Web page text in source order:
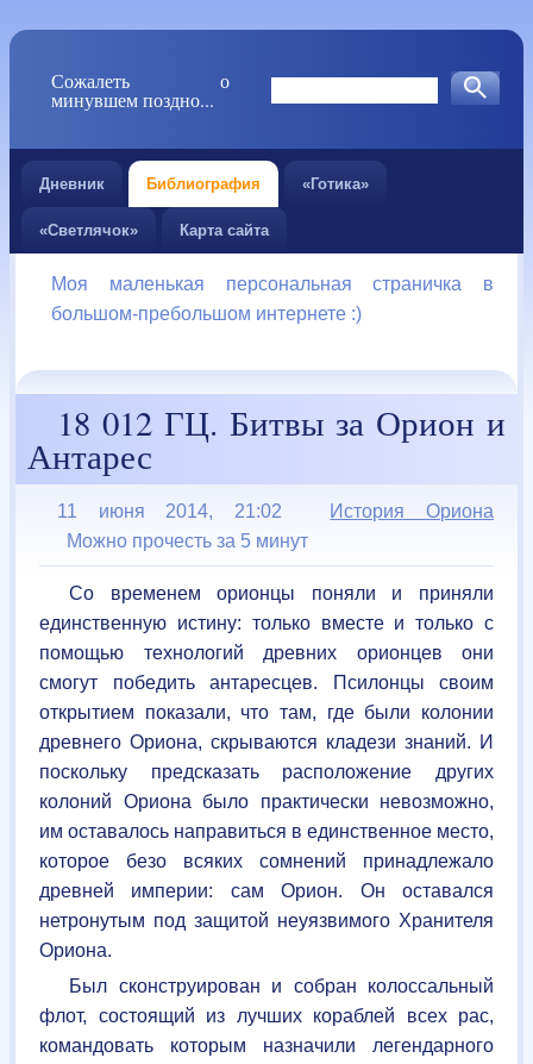
Сожалеть о
минувшем поздно...
Дневник Библиография «Готика»
«Светлячок» Карта сайта
Моя маленькая персональная страничка в
большом-пребольшом интернете :)
18 012 ГЦ. Битвы за Орион и
Антарес
11 июня 2014, 21:02
История Ориона
Можно прочесть за 5 минут
Со временем орионцы поняли и приняли
единственную истину: только вместе и только с
помощью технологий древних орионцев они
смогут победить антаресцев. Псилонцы своим
открытием показали, что там, где были колонии
древнего Ориона, скрываются кладези знаний. И
поскольку предсказать расположение других
колоний Ориона было практически невозможно,
им оставалось направиться в единственное место,
которое безо всяких сомнений принадлежало
древней империи: сам Орион. Он оставался
нетронутым под защитой неуязвимого Хранителя
Ориона.
Был сконструирован и собран колоссальный
флот, состоящий из лучших кораблей всех рас,
командовать которым назначили легендарного